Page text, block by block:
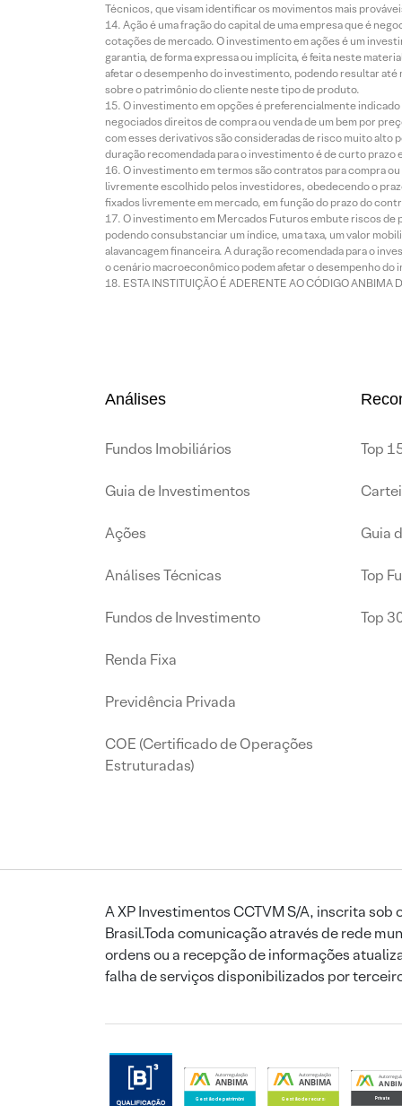
Técnicos, que visam identificar os movimentos mais
Ação é uma fração do capital de uma empresa que é
cotações de mercado. O investimento em ações é um
garantia, de forma expressa ou implícita, é feita neste
afetar o desempenho do investimento, podendo resultar
sobre o patrimônio do cliente neste tipo de produto.
O investimento em opções é preferencialmente
negociados direitos de compra ou venda de um bem por
com esses derivativos são consideradas de risco muito alto
duração recomendada para o investimento é de curto
O investimento em termos são contratos para compra
livremente escolhido pelos investidores, obedecendo o
fixados livremente em mercado, em função do prazo do
O investimento em Mercados Futuros embute riscos
podendo consubstanciar um índice, uma taxa, um valor
alavancagem financeira. A duração recomendada para o
o cenário macroeconômico podem afetar o desempenho do
ESTA INSTITUIÇÃO É ADERENTE AO CÓDIGO ANBIMA
Análises
Fundos Imobiliários
Guia de Investimentos
Ações
Análises Técnicas
Fundos de Investimento
Renda Fixa
Previdência Privada
COE (Certificado de Operações
Estruturadas)
Top
Guia
Top
Top
A XP Investimentos CCTVM S/A, inscrita
Brasil.Toda comunicação através de rede
ordens ou a recepção de informações
falha de serviços disponibilizados por